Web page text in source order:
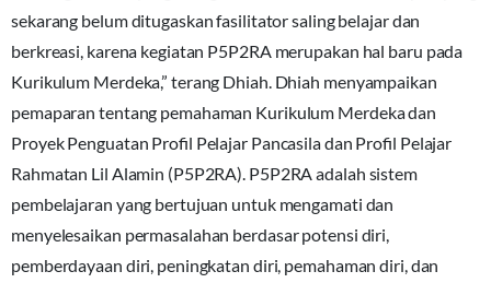
sekarang belum ditugaskan fasilitator saling belajar dan
berkreasi, karena kegiatan P5P2RA merupakan hal baru pada
Kurikulum Merdeka,” terang Dhiah. Dhiah menyampaikan
pemaparan tentang pemahaman Kurikulum Merdeka dan
Proyek Penguatan Profil Pelajar Pancasila dan Profil Pelajar
Rahmatan Lil Alamin (P5P2RA). P5P2RA adalah sistem
pembelajaran yang bertujuan untuk mengamati dan
menyelesaikan permasalahan berdasar potensi diri,
pemberdayaan diri, peningkatan diri, pemahaman diri, dan